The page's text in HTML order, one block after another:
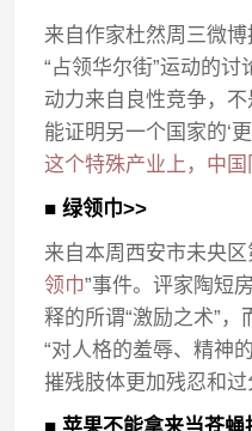
来自作家杜然周三微
“占领华尔街”运动的讨
动力来自良性竞争，不
能证明另一个国家的‘
这个特殊产业上，中
■ 绿领巾>>
来自本周西安市未央
领巾”事件。评家陶短
释的所谓“激励之术”，
“对人格的羞辱、精神
摧残肢体更加残忍和过